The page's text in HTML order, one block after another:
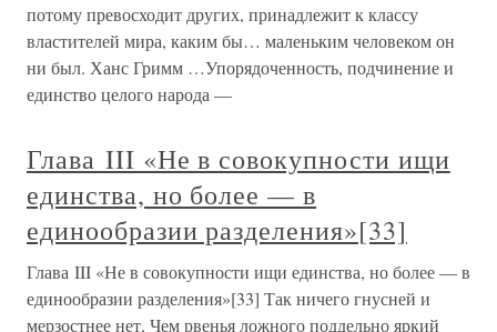
потому превосходит других, принадлежит к классу
властителей мира, каким бы… маленьким человеком он
ни был. Ханс Гримм …Упорядоченность, подчинение и
единство целого народа —
Глава III «Не в совокупности ищи
единства, но более — в
единообразии разделения»[33]
Глава III «Не в совокупности ищи единства, но более — в
единообразии разделения»[33] Так ничего гнусней и
мерзостнее нет, Чем рвенья ложного поддельно яркий